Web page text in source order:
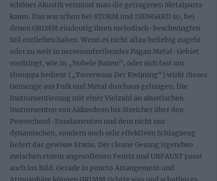
schöner Akustik vermisst man die getragenen Metalparts
kaum. Das war schon bei STORM und ISENGARD so, bei
denen GRIMM eindeutig ihren melodisch-beschwingten
Stil entliehen haben. Wenn es nicht allzu beliebig zugeht
oder zu weit in nervenaufreibendes Pagan Metal-Gebiet
vordringt, wie in „Nobele Bazen“, oder sich fast am
Humppa bedient („Toverwaas Der Kwijning“) wirkt dieses
Gemenge aus Folk und Metal durchaus gelungen. Die
Instrumentierung mit einer Vielzahl an akustischen
Instrumenten von Akkordeon bis Streicher über den
Powerchord-Fundamenten und dem nicht nur
dynamischen, sondern auch sehr effektiven Schlagzeug
liefert das gewisse Etwas. Der cleane Gesang irgendwo
zwischen einem angesoffenen Fenriz und URFAUST passt
auch ins Bild. Gerade in puncto Arrangement und